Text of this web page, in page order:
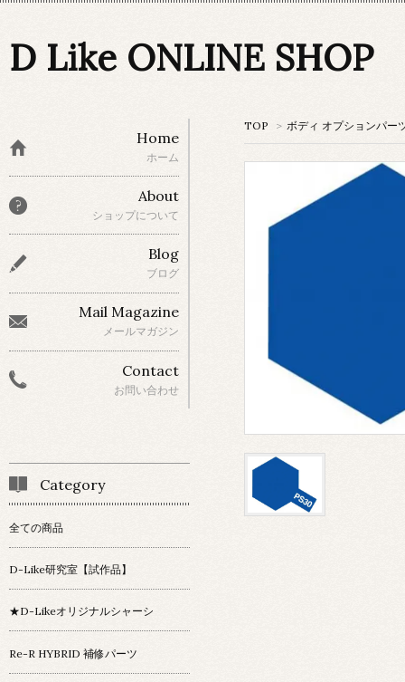
D Like ONLINE SHOP
TOP > ボディ オプションパー
Home
ホーム
About
ショップについて
Blog
ブログ
Mail Magazine
メールマガジン
Contact
お問い合わせ
Category
全ての商品
D-Like研究室【試作品】
★D-Likeオリジナルシャーシ
Re-R HYBRID 補修パーツ